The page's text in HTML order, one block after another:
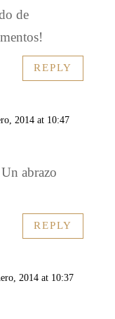
de
REPLY
2014 at 10:47
abrazo
REPLY
2014 at 10:37